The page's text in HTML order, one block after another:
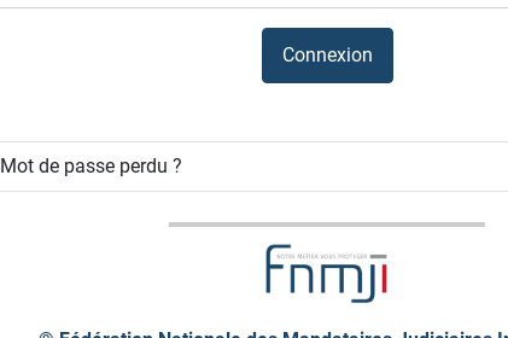
Connexion
Mot de passe perdu ?